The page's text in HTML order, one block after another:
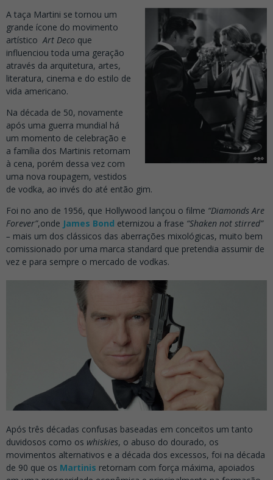
A taça Martini se tornou um
grande ícone do movimento
artísticoArt Deco que
influenciou toda uma geração
através da arquitetura, artes,
literatura, cinema e do estilo de
vida americano.
Na década de 50, novamente
após uma guerra mundial há
um momento de celebração e
a família dos Martinis retornam
à cena, porém dessa vez com
uma nova roupagem, vestidos
de vodka, ao invés do até então gim.
Foi no ano de 1956, que Hollywood lançou o filme “Diamonds Are
Forever”,onde James Bond eternizou a frase “Shaken not stirred”
– mais um dos clássicos das aberrações mixológicas, muito bem
comissionado por uma marca standard que pretendia assumir de
vez e para sempre o mercado de vodkas.
Após três décadas confusas baseadas em conceitos um tanto
duvidosos como os whiskies, o abuso do dourado, os
movimentos alternativos e a década dos excessos, foi na década
de 90 que os Martinis retornam com força máxima, apoiados